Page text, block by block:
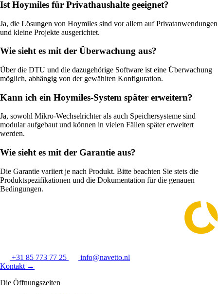
Ist Hoymiles für Privathaushalte geeignet?
Ja, die Lösungen von Hoymiles sind vor allem auf Privatanwendungen
und kleine Projekte ausgerichtet.
Wie sieht es mit der Überwachung aus?
Über die DTU und die dazugehörige Software ist eine Überwachung
möglich, abhängig von der gewählten Konfiguration.
Kann ich ein Hoymiles-System später erweitern?
Ja, sowohl Mikro-Wechselrichter als auch Speichersysteme sind
modular aufgebaut und können in vielen Fällen später erweitert
werden.
Wie sieht es mit der Garantie aus?
Die Garantie variiert je nach Produkt. Bitte beachten Sie stets die
Produktspezifikationen und die Dokumentation für die genauen
Bedingungen.
+31 85 773 77 25
info@navetto.nl
Kontakt →
Die Öffnungszeiten